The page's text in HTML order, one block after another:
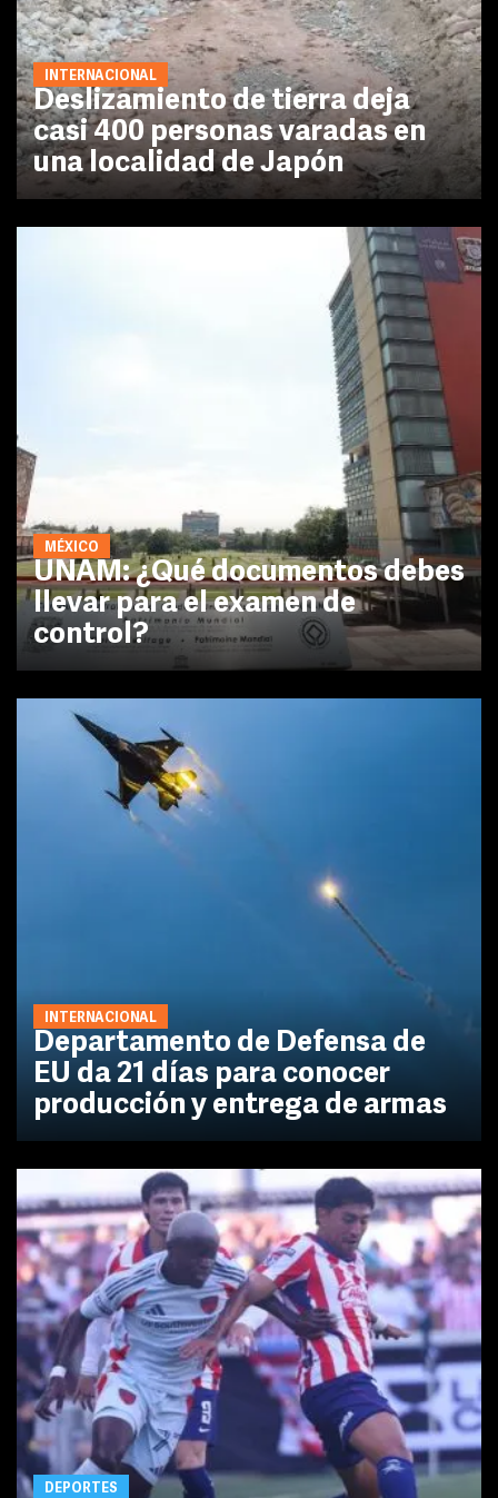
INTERNACIONAL
Deslizamiento de tierra deja
casi 400 personas varadas en
una localidad de Japón
MÉXICO
UNAM: ¿Qué documentos debes
llevar para el examen de
control?
INTERNACIONAL
Departamento de Defensa de
EU da 21 días para conocer
producción y entrega de armas
DEPORTES